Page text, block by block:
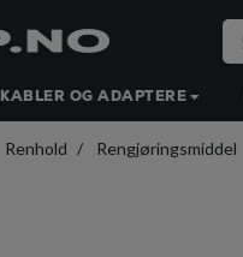
KABLER OG ADAPTERE
Renhold Rengjøringsmiddel